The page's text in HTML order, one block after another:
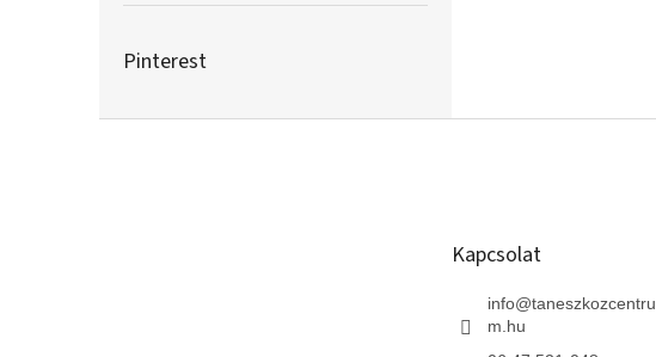
Pinterest
Kapcsolat
info@taneszkozcentru
m.hu